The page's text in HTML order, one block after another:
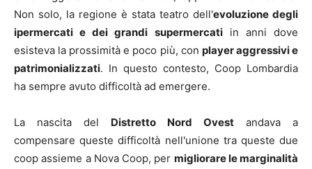
Non solo, la regione è stata teatro dell'evoluzione degli
ipermercati e dei grandi supermercatiin anni dove
esisteva la prossimità e poco più, con player aggressivi e
patrimonializzati. In questo contesto, Coop Lombardia
ha sempre avuto difficoltà ad emergere.
La nascita del Distretto Nord Ovest andava a
compensare queste difficoltà nell'unione tra queste due
coop assieme a Nova Coop, per migliorare le marginalità